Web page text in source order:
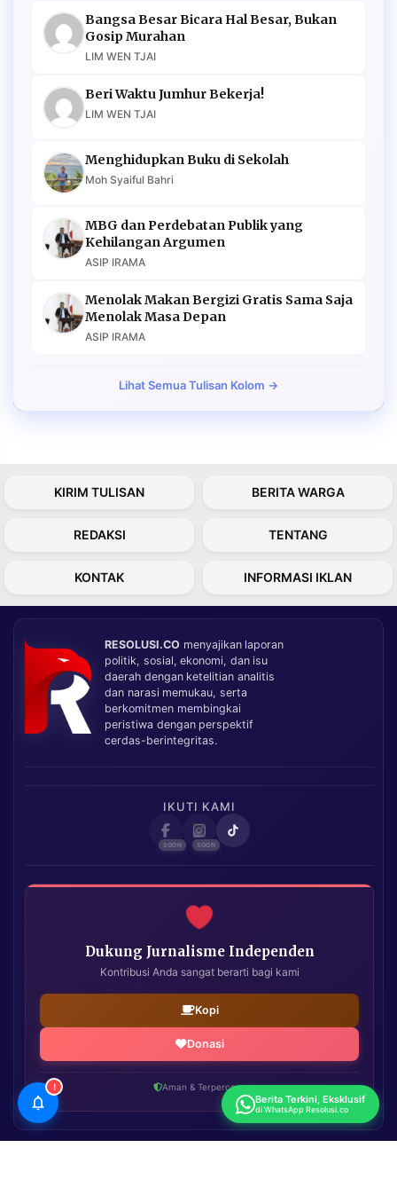
Bangsa Besar Bicara Hal Besar, Bukan
Gosip Murahan
LIM WEN TJAI
Beri Waktu Jumhur Bekerja!
LIM WEN TJAI
Menghidupkan Buku di Sekolah
Moh Syaiful Bahri
MBG dan Perdebatan Publik yang
Kehilangan Argumen
ASIP IRAMA
Menolak Makan Bergizi Gratis Sama Saja
Menolak Masa Depan
ASIP IRAMA
Lihat Semua Tulisan Kolom →
KIRIM TULISAN BERITA WARGA
REDAKSI TENTANG
KONTAK INFORMASI IKLAN
RESOLUSI.CO menyajikan laporan
politik, sosial, ekonomi, dan isu
daerah dengan ketelitian analitis
dan narasi memukau, serta
berkomitmen membingkai
peristiwa dengan perspektif
cerdas-berintegritas.
IKUTI KAMI
Dukung Jurnalisme Independen
Kontribusi Anda sangat berarti bagi kami
Kopi
Donasi
Aman & Terpercaya
!
Berita Terkini, Eksklusif
di WhatsApp Resolusi.co